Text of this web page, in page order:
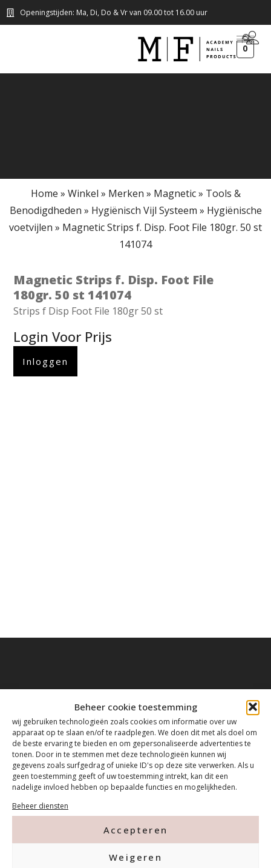
Beheer cookie toestemming
wij gebruiken technologieën zoals cookies om informatie over uw
apparaat op te slaan en/of te raadplegen. We doen dit met als doel om
de beste ervaring te bieden en om gepersonaliseerde advertenties te
tonen. Door in te stemmen met deze technologieën kunnen wij
gegevens zoals surfgedrag of unieke ID's op deze site verwerken. Als u
geen toestemming geeft of uw toestemming intrekt, kan dit een
nadelige invloed hebben op bepaalde functies en mogelijkheden.
Beheer diensten
Accepteren
Weigeren
Openingstijden: Ma, Di, Do & Vr van 09.00 tot 16.00 uur
0
Home » Winkel » Merken » Magnetic» Tools &
Benodigdheden » Hygiënisch Vijl Systeem » Hygiënische
voetvijlen » Magnetic Strips f. Disp. Foot File 180gr. 50 st
141074
Magnetic Strips f. Disp. Foot File
180gr. 50 st 141074
Strips f Disp Foot File 180gr 50 st
Login Voor Prijs
Inloggen
Tanthofdreef 7 2623 EW Delft
015-2120822
info@mfacademy.nl